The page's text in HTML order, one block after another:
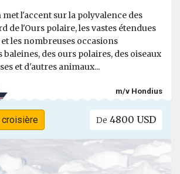
l'accent sur la polyvalence des
de l'Ours polaire, les vastes étendues
les nombreuses occasions
des ours polaires, des oiseaux
et d'autres animaux...
m/v Hondius
croisière De 4800 USD